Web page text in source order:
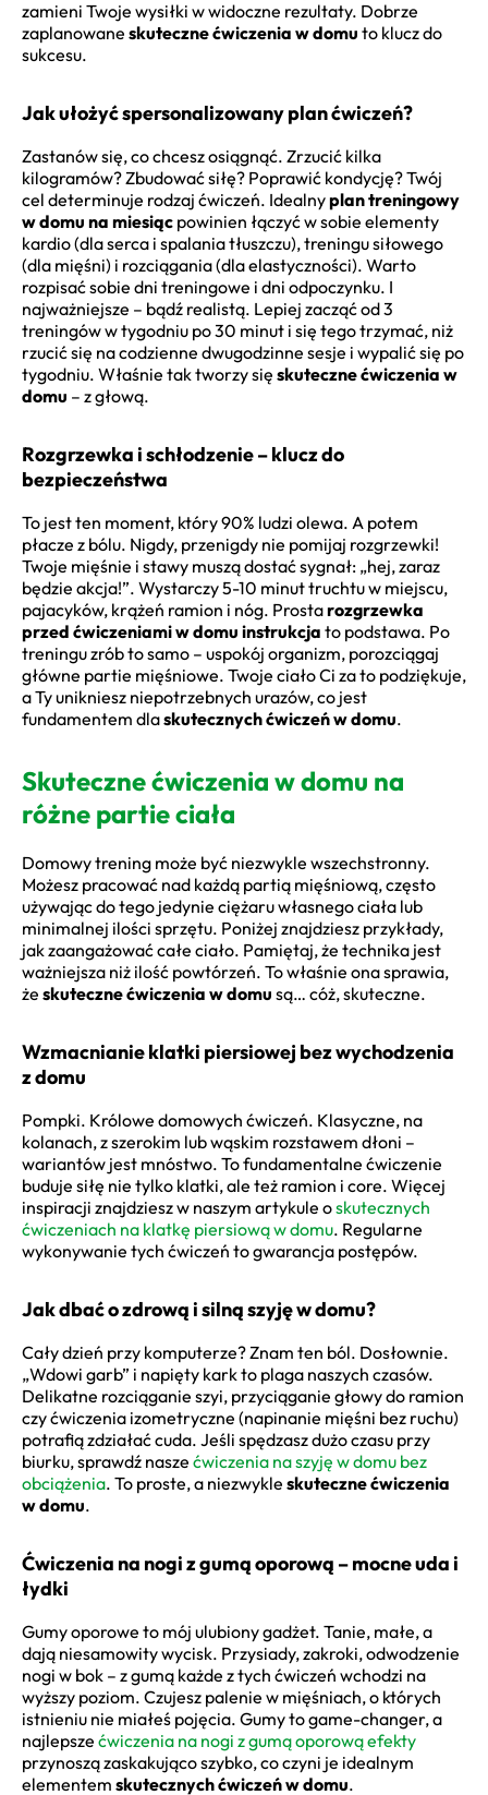
zamieni Twoje wysiłki w widoczne rezultaty. Dobrze
zaplanowane skuteczne ćwiczenia w domu to klucz do
sukcesu.
Jak ułożyć spersonalizowany plan ćwiczeń?
Zastanów się, co chcesz osiągnąć. Zrzucić kilka
kilogramów? Zbudować siłę? Poprawić kondycję? Twój
cel determinuje rodzaj ćwiczeń. Idealnyplan treningowy
w domu na miesiąc powinien łączyć w sobie elementy
kardio (dla serca i spalania tłuszczu), treningu siłowego
(dla mięśni) i rozciągania (dla elastyczności). Warto
rozpisać sobie dni treningowe i dni odpoczynku. I
najważniejsze – bądź realistą. Lepiej zacząć od 3
treningów w tygodniu po 30 minut i się tego trzymać, niż
rzucić się na codzienne dwugodzinne sesje i wypalić się po
tygodniu. Właśnie tak tworzy się skuteczne ćwiczenia w
domu – z głową.
Rozgrzewka i schłodzenie – klucz do
bezpieczeństwa
To jest ten moment, który 90% ludzi olewa. A potem
płacze z bólu. Nigdy, przenigdy nie pomijaj rozgrzewki!
Twoje mięśnie i stawy muszą dostać sygnał: „hej, zaraz
będzie akcja!”. Wystarczy 5-10 minut truchtu w miejscu,
pajacyków, krążeń ramion i nóg. Prostarozgrzewka
przed ćwiczeniami w domu instrukcja to podstawa. Po
treningu zrób to samo – uspokój organizm, porozciągaj
główne partie mięśniowe. Twoje ciało Ci za to podziękuje,
a Ty unikniesz niepotrzebnych urazów, co jest
fundamentem dlaskutecznych ćwiczeń w domu.
Skuteczne ćwiczenia w domu na
różne partie ciała
Domowy trening może być niezwykle wszechstronny.
Możesz pracować nad każdą partią mięśniową, często
używając do tego jedynie ciężaru własnego ciała lub
minimalnej ilości sprzętu. Poniżej znajdziesz przykłady,
jak zaangażować całe ciało. Pamiętaj, że technika jest
ważniejsza niż ilość powtórzeń. To właśnie ona sprawia,
że skuteczne ćwiczenia w domu są… cóż, skuteczne.
Wzmacnianie klatki piersiowej bez wychodzenia
z domu
Pompki. Królowe domowych ćwiczeń. Klasyczne, na
kolanach, z szerokim lub wąskim rozstawem dłoni –
wariantów jest mnóstwo. To fundamentalne ćwiczenie
buduje siłę nie tylko klatki, ale też ramion i core. Więcej
inspiracji znajdziesz w naszym artykule oskutecznych
ćwiczeniach na klatkę piersiową w domu. Regularne
wykonywanie tych ćwiczeń to gwarancja postępów.
Jak dbać o zdrową i silną szyję w domu?
Cały dzień przy komputerze? Znam ten ból. Dosłownie.
„Wdowi garb” i napięty kark to plaga naszych czasów.
Delikatne rozciąganie szyi, przyciąganie głowy do ramion
czy ćwiczenia izometryczne (napinanie mięśni bez ruchu)
potrafią zdziałać cuda. Jeśli spędzasz dużo czasu przy
biurku, sprawdź nasze ćwiczenia na szyję w domu bez
obciążenia. To proste, a niezwykle skuteczne ćwiczenia
w domu.
Ćwiczenia na nogi z gumą oporową – mocne uda i
łydki
Gumy oporowe to mój ulubiony gadżet. Tanie, małe, a
dają niesamowity wycisk. Przysiady, zakroki, odwodzenie
nogi w bok – z gumą każde z tych ćwiczeń wchodzi na
wyższy poziom. Czujesz palenie w mięśniach, o których
istnieniu nie miałeś pojęcia. Gumy to game-changer, a
najlepsze ćwiczenia na nogi z gumą oporową efekty
przynoszą zaskakująco szybko, co czyni je idealnym
elementem skutecznych ćwiczeń w domu.